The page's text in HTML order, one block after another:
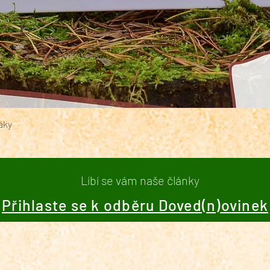
Rychlý náhled
Líbí se vám naše články
Přihlaste se k odběru Doved(n)ovinek